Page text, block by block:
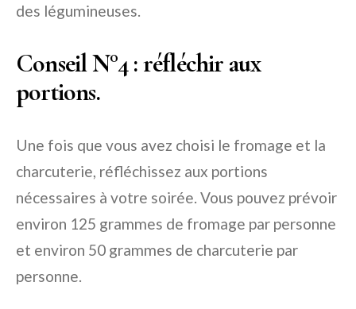
des légumineuses.
Conseil N°4: réfléchir aux
portions.
Une fois que vous avez choisi le fromage et la
charcuterie, réfléchissez aux portions
nécessaires à votre soirée. Vous pouvez prévoir
environ 125 grammes de fromage par personne
et environ 50 grammes de charcuterie par
personne.